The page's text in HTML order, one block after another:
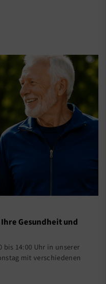
Gesundheit und
bis 14:00 Uhr in unserer
mit verschiedenen